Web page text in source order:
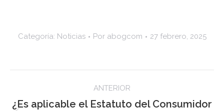
Categoría: Noticias Por abogcom 27 febrero, 2025
Navegación
entre
ANTERIOR
¿Es aplicable el Estatuto del Consumidor